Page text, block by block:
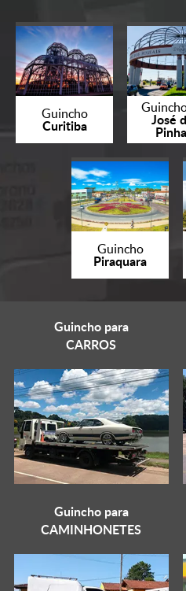
Guincho
Curitiba José
Guincho
Piraquara
Guincho para
CARROS
Guincho para
CAMINHONETES